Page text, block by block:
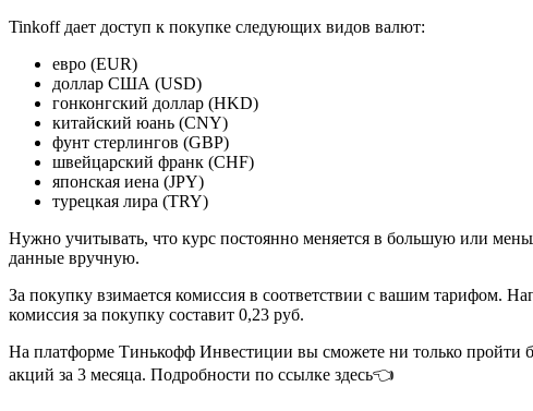
Tinkoff дает доступ к покупке следующих видов валют:
евро (EUR)
доллар США (USD)
гонконгский доллар (HKD)
китайский юань (CNY)
фунт стерлингов (GBP)
швейцарский франк (CHF)
японская иена (JPY)
турецкая лира (TRY)
Нужно учитывать, что курс постоянно меняется в большую или
данные вручную.
За покупку взимается комиссия в соответствии с вашим тарифом.
комиссия за покупку составит 0,23 руб.
На платформе Тинькофф Инвестиции вы сможете ни только пройти
акций за 3 месяца. Подробности по ссылке здесь👈